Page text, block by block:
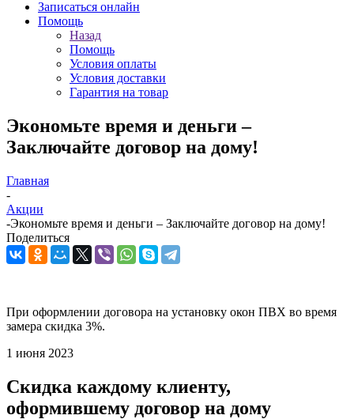
Записаться онлайн
Помощь
Назад
Помощь
Условия оплаты
Условия доставки
Гарантия на товар
Экономьте время и деньги –
Заключайте договор на дому!
Главная
-
Акции
-Экономьте время и деньги – Заключайте договор на дому!
Поделиться
При оформлении договора на установку окон ПВХ во время
замера скидка 3%.
1 июня 2023
Скидка каждому клиенту,
оформившему договор на дому